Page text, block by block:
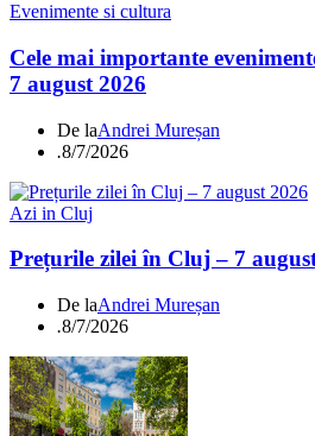
Evenimente si cultura
Cele mai importante
7 august 2026
De laAndrei Mureșan
.8/7/2026
Azi in Cluj
Prețurile zilei în Cluj – 7
De laAndrei Mureșan
.8/7/2026